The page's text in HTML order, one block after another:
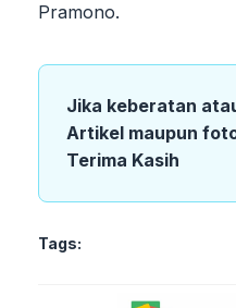
Pramono.
Jika keberatan
Artikel maupun
Terima Kasih
Tags: